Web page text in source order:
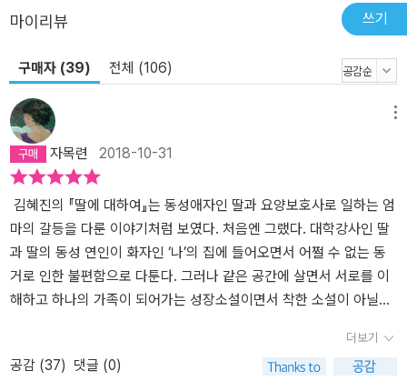
마이리뷰 쓰기
구매자 (39) 전체 (106)
자목련 2018-10-31
김혜진의 『딸에 대하여』는 동성애자인 딸과 요양보호사로 일하는 엄
마의 갈등을 다룬 이야기처럼 보였다. 처음엔 그랬다. 대학강사인 딸
과 딸의 동성 연인이 화자인 ‘나’의 집에 들어오면서 어쩔 수 없는 동
거로 인한 불편함으로 다툰다. 그러나 같은 공간에 살면서 서로를 이
해하고 하나의 가족이 되어가는 성장소설이면서 착한 소설이 아닐까
거라 여겼던 걸까. 아니면, 딸이 엄마의 바람대로 연인과 헤어지고 남
자를 만나 결혼하고 아이를 낳는 삶을 선택할 거라 생각한 걸까. 젊
더보기
공감 (37) 댓글 (0)